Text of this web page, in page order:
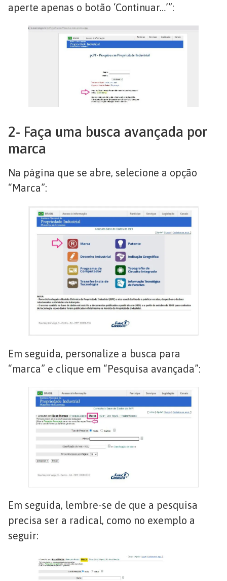
aperte apenas o botão ‘Continuar…’”:
2- Faça uma busca avançada por
marca
Na página que se abre, selecione a opção
“Marca”:
Em seguida, personalize a busca para
“marca” e clique em “Pesquisa avançada”:
Em seguida, lembre-se de que a pesquisa
precisa ser a radical, como no exemplo a
seguir: